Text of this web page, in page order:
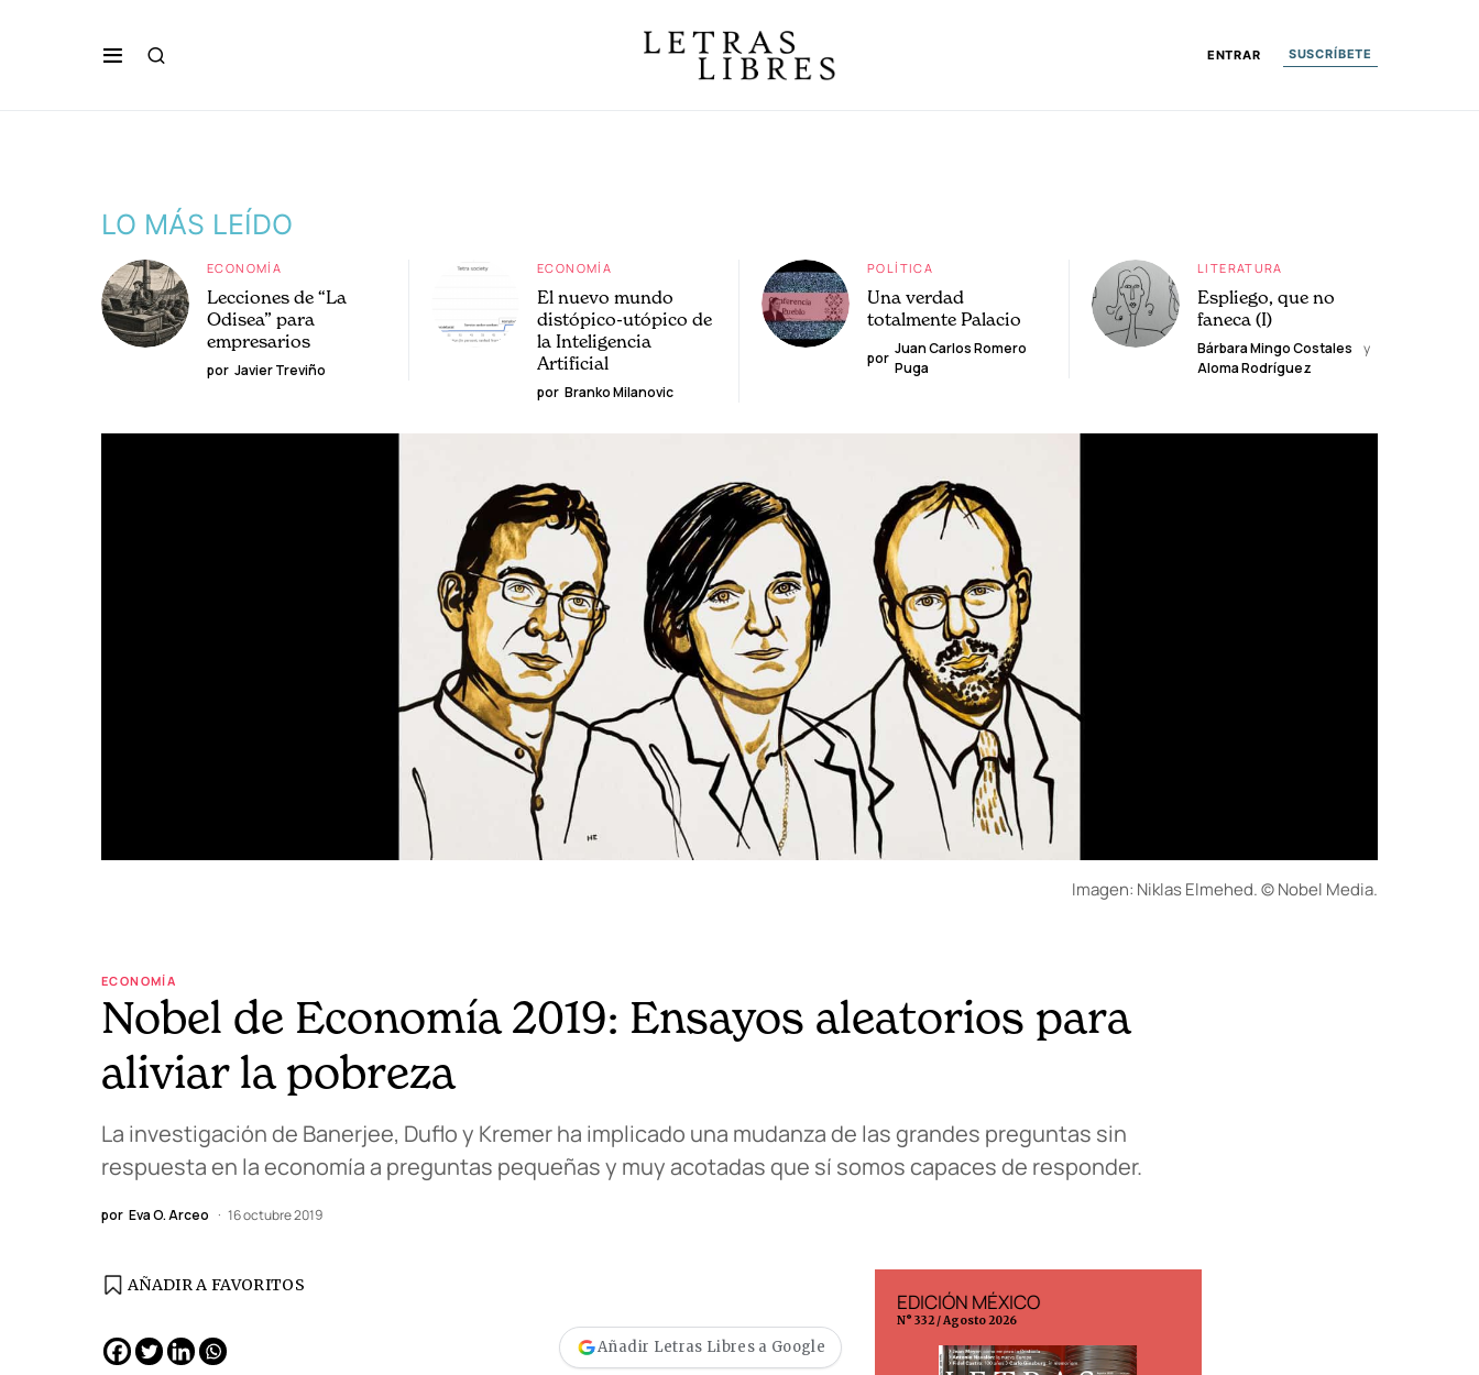
ENTRAR SUSCRÍBETE
LO MÁS LEÍDO
ECONOMÍA
Lecciones de “La
Odisea” para
empresarios
por Javier Treviño
ECONOMÍA
El nuevo mundo
distópico-utópico de
la Inteligencia
Artificial
por Branko Milanovic
POLÍTICA
Una verdad
totalmente Palacio
por
Juan Carlos Romero
Puga
LITERATURA
Espliego, que no
faneca (I)
Bárbara Mingo Costales
y
Aloma Rodríguez
Imagen: Niklas Elmehed. © Nobel Media.
ECONOMÍA
Nobel de Economía 2019: Ensayos aleatorios para
aliviar la pobreza
La investigación de Banerjee, Duflo y Kremer ha implicado una mudanza de las grandes preguntas sin
respuesta en la economía a preguntas pequeñas y muy acotadas que sí somos capaces de responder.
por Eva O. Arceo 16 octubre 2019
AÑADIR A FAVORITOS
Añadir Letras Libres a Google
EDICIÓN MÉXICO
N° 332 / Agosto 2026